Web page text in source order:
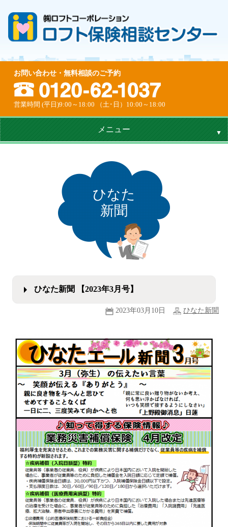
お問い合わせ・無料相談のご予約
営業時間 (平日)9:00～18:00 （土･日）10:00～18:00
メニュー
ひなた
新聞
ひなた新聞 【2023年3月号】
2023年03月10日 ひなた新聞